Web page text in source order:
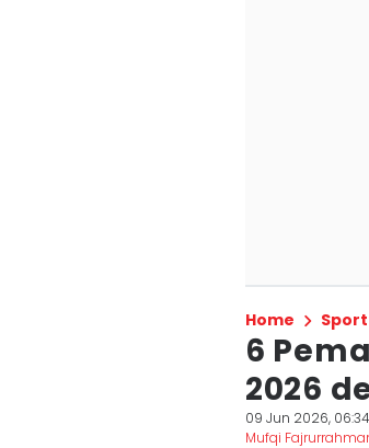
Home Sport
6
2026
09 Jun 2026,
Mufqi